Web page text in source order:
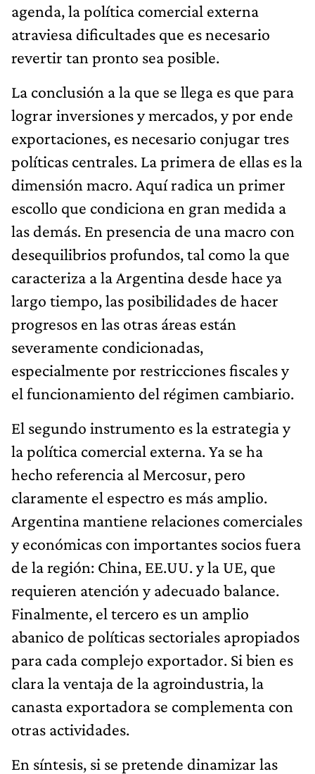
agenda, la política comercial externa
atraviesa dificultades que es necesario
revertir tan pronto sea posible.
La conclusión a la que se llega es que para
lograr inversiones y mercados, y por ende
exportaciones, es necesario conjugar tres
políticas centrales. La primera de ellas es la
dimensión macro. Aquí radica un primer
escollo que condiciona en gran medida a
las demás. En presencia de una macro con
desequilibrios profundos, tal como la que
caracteriza a la Argentina desde hace ya
largo tiempo, las posibilidades de hacer
progresos en las otras áreas están
severamente condicionadas,
especialmente por restricciones fiscales y
el funcionamiento del régimen cambiario.
El segundo instrumento es la estrategia y
la política comercial externa. Ya se ha
hecho referencia al Mercosur, pero
claramente el espectro es más amplio.
Argentina mantiene relaciones comerciales
y económicas con importantes socios fuera
de la región: China, EE.UU. y la UE, que
requieren atención y adecuado balance.
Finalmente, el tercero es un amplio
abanico de políticas sectoriales apropiados
para cada complejo exportador. Si bien es
clara la ventaja de la agroindustria, la
canasta exportadora se complementa con
otras actividades.
En síntesis, si se pretende dinamizar las